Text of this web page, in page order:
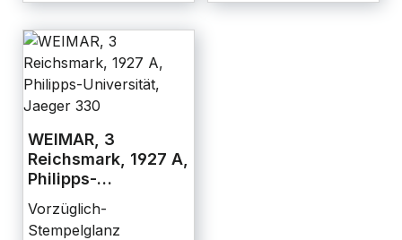
WEIMAR, 3
Reichsmark, 1927 A,
Philipps-
330
Vorzüglich-
Stempelglanz